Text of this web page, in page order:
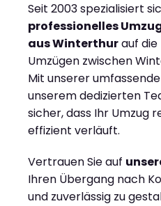
Seit 2003 spezialisiert
professionelles
aus Winterthurauf
Umzügen zwischen
Mit unserer
unserem dedizierten
sicher, dass Ihr Umzug
effizient verläuft.
Vertrauen Sie auf
Ihren Übergang nach
und zuverlässig zu